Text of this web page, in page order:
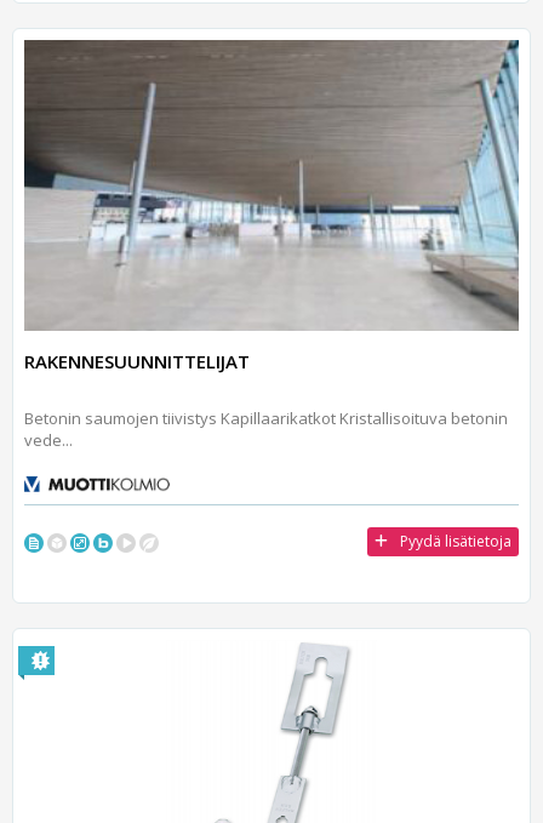
RAKENNESUUNNITTELIJAT
Betonin saumojen tiivistys Kapillaarikatkot Kristallisoituva betonin
vede...
Pyydä lisätietoja